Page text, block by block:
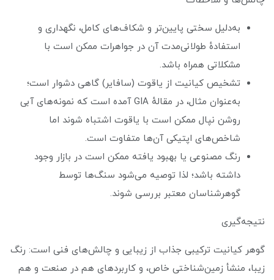
به‌دلیل سختی پایین‌تر و شکاف‌های کامل، نگهداری و
استفادهٔ طولانی‌مدت آن در جواهرات ممکن است با
مشکلاتی همراه باشد.
تشخیص کیانیت از یاقوت (سافایر) گاهی دشوار است؛
به‌عنوان مثال، در مقالهٔ GIA آمده است که نمونه‌های آبی
روشن نپال ممکن است با یاقوت اشتباه شوند اما
شاخص‌های اپتیکی آن‌ها متفاوت است.
رنگ مصنوعی یا بهبود یافته ممکن است در بازار وجود
داشته باشد؛ لذا توصیه می‌شود سنگ‌ها توسط
گوهرشناسان معتبر بررسی شوند.
نتیجه‌گیری
گوهر کیانیت ترکیبی جذاب از زیبایی و چالش‌های فنی است: رنگ
زیبا، منشأ زمین‌شناختی خاص، و کاربردهای هم در صنعت و هم